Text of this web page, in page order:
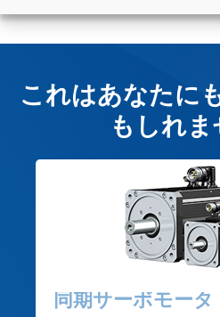
これはあなたに
もしれま
同期サーボモータ